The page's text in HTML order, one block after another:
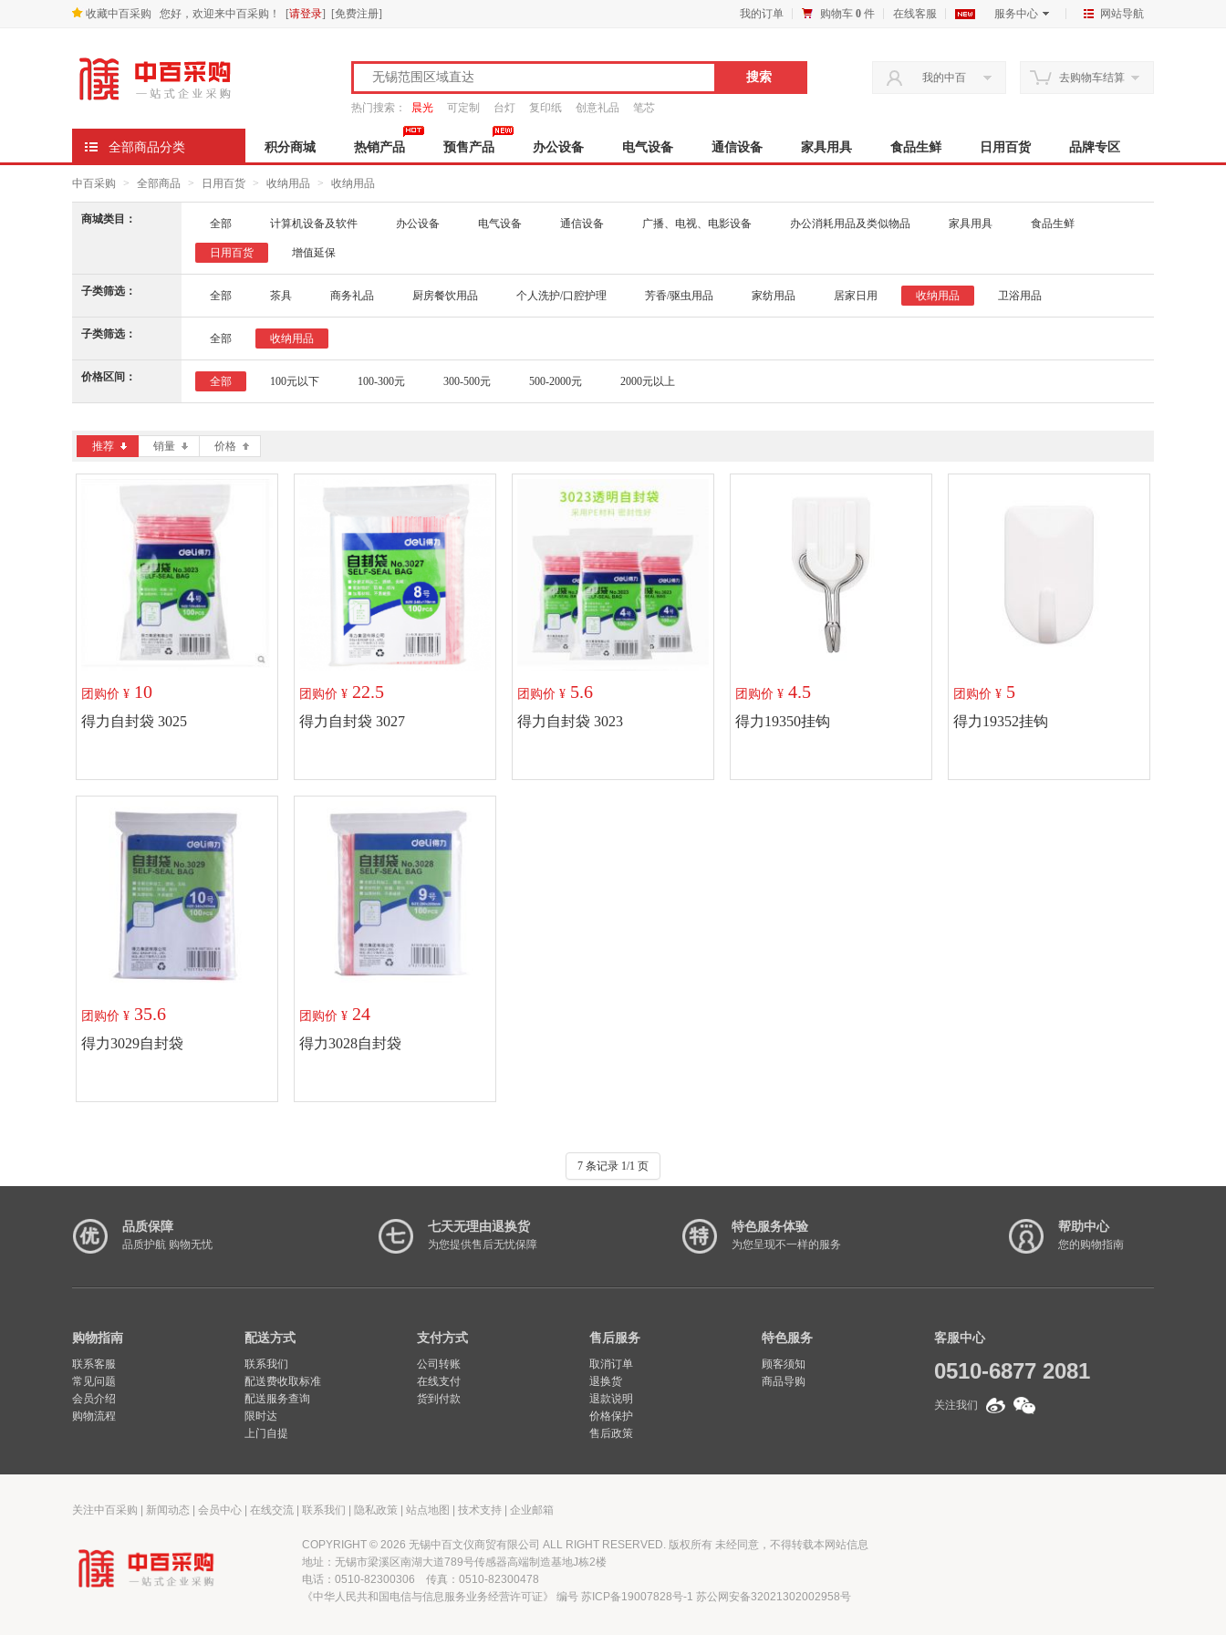
收藏中百采购 您好，欢迎来中百采购！ [请登录] [免费注册] 我的订单 购物车 0 件 在线客服 服务中心 网站导航
热门搜索： 晨光 可定制 台灯 复印纸 创意礼品 笔芯
我的中百 去购物车结算
全部商品分类 积分商城 热销产品 预售产品 办公设备 电气设备 通信设备 家具用具 食品生鲜 日用百货 品牌专区
中百采购 > 全部商品 > 日用百货 > 收纳用品 > 收纳用品
商城类目： 全部 计算机设备及软件 办公设备 电气设备 通信设备 广播、电视、电影设备 办公消耗用品及类似物品 家具用具 食品生鲜
日用百货 增值延保
子类筛选： 全部 茶具 商务礼品 厨房餐饮用品 个人洗护/口腔护理 芳香/驱虫用品 家纺用品 居家日用 收纳用品 卫浴用品
子类筛选： 全部 收纳用品
价格区间： 全部 100元以下 100-300元 300-500元 500-2000元 2000元以上
推荐 销量 价格
团购价 ¥ 10
得力自封袋 3025
团购价 ¥ 22.5
得力自封袋 3027
团购价 ¥ 5.6
得力自封袋 3023
团购价 ¥ 4.5
得力19350挂钩
团购价 ¥ 5
得力19352挂钩
团购价 ¥ 35.6
得力3029自封袋
团购价 ¥ 24
得力3028自封袋
7 条记录 1/1 页
品质保障
品质护航 购物无忧
七天无理由退换货
为您提供售后无忧保障
特色服务体验
为您呈现不一样的服务
帮助中心
您的购物指南
购物指南
联系客服
常见问题
会员介绍
购物流程
配送方式
联系我们
配送费收取标准
配送服务查询
限时达
上门自提
支付方式
公司转账
在线支付
货到付款
售后服务
取消订单
退换货
退款说明
价格保护
售后政策
特色服务
顾客须知
商品导购
客服中心
0510-6877 2081
关注我们
关注中百采购 新闻动态 会员中心 在线交流 联系我们 隐私政策 站点地图 技术支持 企业邮箱
COPYRIGHT © 2026 无锡中百文仪商贸有限公司 ALL RIGHT RESERVED. 版权所有 未经同意，不得转载本网站信息
地址：无锡市梁溪区南湖大道789号传感器高端制造基地J栋2楼
电话：0510-82300306 传真：0510-82300478
《中华人民共和国电信与信息服务业务经营许可证》 编号 苏ICP备19007828号-1 苏公网安备32021302002958号